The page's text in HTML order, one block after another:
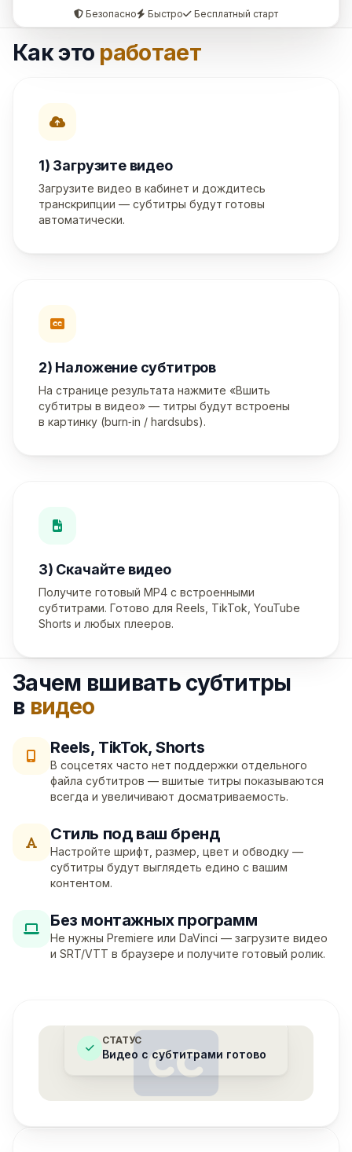
Безопасно Быстро Бесплатный старт
Как это работает
1) Загрузите видео
Загрузите видео в кабинет и дождитесь
транскрипции — субтитры будут готовы
автоматически.
2) Наложение субтитров
На странице результата нажмите «Вшить
субтитры в видео» — титры будут встроены
в картинку (burn‑in / hardsubs).
3) Скачайте видео
Получите готовый MP4 с встроенными
субтитрами. Готово для Reels, TikTok, YouTube
Shorts и любых плееров.
Зачем вшивать субтитры
в видео
Reels, TikTok, Shorts
В соцсетях часто нет поддержки отдельного
файла субтитров — вшитые титры показываются
всегда и увеличивают досматриваемость.
Стиль под ваш бренд
Настройте шрифт, размер, цвет и обводку —
субтитры будут выглядеть едино с вашим
контентом.
Без монтажных программ
Не нужны Premiere или DaVinci — загрузите видео
и SRT/VTT в браузере и получите готовый ролик.
СТАТУС
Видео с субтитрами готово